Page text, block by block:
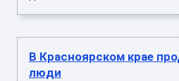
В Красноярском крае
люди